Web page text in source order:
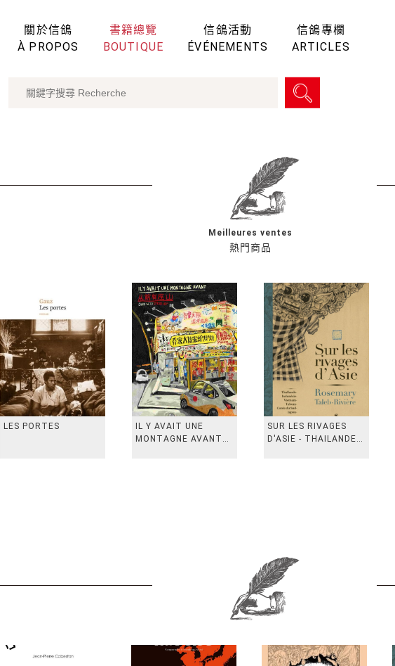
關於信鴿
À PROPOS
書籍總覽
BOUTIQUE
信鴿活動
ÉVÉNEMENTS
信鴿專欄
ARTICLES
熱門商品
Meilleures ventes
LES PORTES
IL Y AVAIT UNE
MONTAGNE AVANT
SUR LES RIVAGES
D'ASIE - THAILANDE,